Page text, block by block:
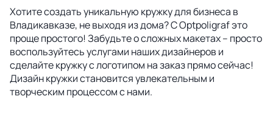
Хотите создать уникальную кружку для бизнеса в
Владикавказе, не выходя из дома? С Optpoligraf это
проще простого! Забудьте о сложных макетах – просто
воспользуйтесь услугами наших дизайнеров и
сделайте кружку с логотипом на заказ прямо сейчас!
Дизайн кружки становится увлекательным и
творческим процессом с нами.